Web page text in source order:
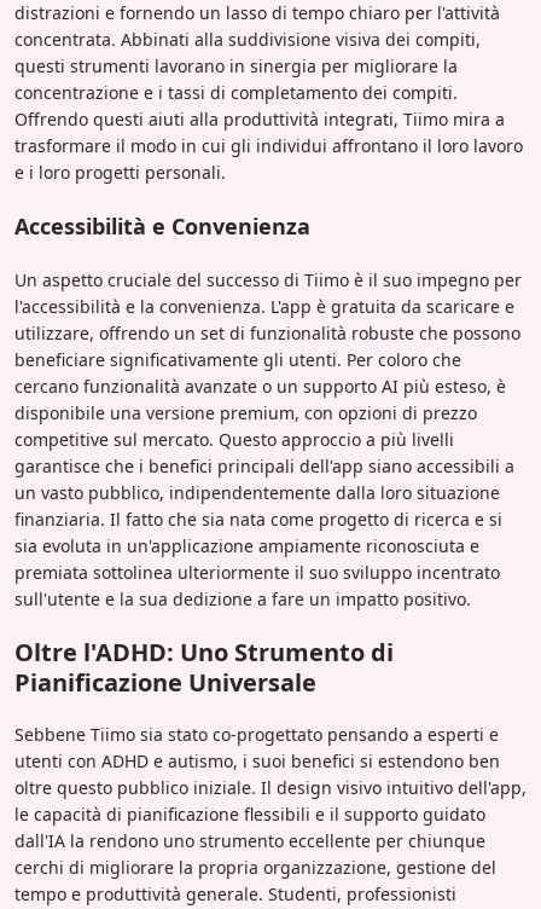
distrazioni e fornendo un lasso di tempo chiaro per l'attività
concentrata. Abbinati alla suddivisione visiva dei compiti,
questi strumenti lavorano in sinergia per migliorare la
concentrazione e i tassi di completamento dei compiti.
Offrendo questi aiuti alla produttività integrati, Tiimo mira a
trasformare il modo in cui gli individui affrontano il loro lavoro
e i loro progetti personali.
Accessibilità e Convenienza
Un aspetto cruciale del successo di Tiimo è il suo impegno per
l'accessibilità e la convenienza. L'app è gratuita da scaricare e
utilizzare, offrendo un set di funzionalità robuste che possono
beneficiare significativamente gli utenti. Per coloro che
cercano funzionalità avanzate o un supporto AI più esteso, è
disponibile una versione premium, con opzioni di prezzo
competitive sul mercato. Questo approccio a più livelli
garantisce che i benefici principali dell'app siano accessibili a
un vasto pubblico, indipendentemente dalla loro situazione
finanziaria. Il fatto che sia nata come progetto di ricerca e si
sia evoluta in un'applicazione ampiamente riconosciuta e
premiata sottolinea ulteriormente il suo sviluppo incentrato
sull'utente e la sua dedizione a fare un impatto positivo.
Oltre l'ADHD: Uno Strumento di
Pianificazione Universale
Sebbene Tiimo sia stato co-progettato pensando a esperti e
utenti con ADHD e autismo, i suoi benefici si estendono ben
oltre questo pubblico iniziale. Il design visivo intuitivo dell'app,
le capacità di pianificazione flessibili e il supporto guidato
dall'IA la rendono uno strumento eccellente per chiunque
cerchi di migliorare la propria organizzazione, gestione del
tempo e produttività generale. Studenti, professionisti